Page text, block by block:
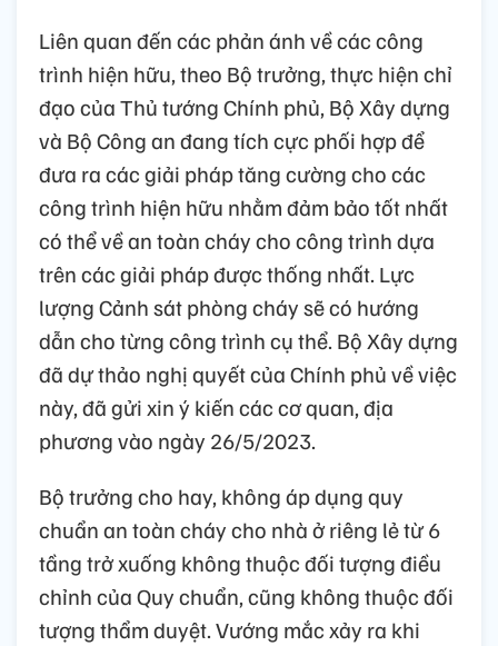
Liên quan đến các phản ánh về các công
trình hiện hữu, theo Bộ trưởng, thực hiện chỉ
đạo của Thủ tướng Chính phủ, Bộ Xây dựng
và Bộ Công an đang tích cực phối hợp để
đưa ra các giải pháp tăng cường cho các
công trình hiện hữu nhằm đảm bảo tốt nhất
có thể về an toàn cháy cho công trình dựa
trên các giải pháp được thống nhất. Lực
lượng Cảnh sát phòng cháy sẽ có hướng
dẫn cho từng công trình cụ thể. Bộ Xây dựng
đã dự thảo nghị quyết của Chính phủ về việc
này, đã gửi xin ý kiến các cơ quan, địa
phương vào ngày 26/5/2023.
Bộ trưởng cho hay, không áp dụng quy
chuẩn an toàn cháy cho nhà ở riêng lẻ từ 6
tầng trở xuống không thuộc đối tượng điều
chỉnh của Quy chuẩn, cũng không thuộc đối
tượng thẩm duyệt. Vướng mắc xảy ra khi